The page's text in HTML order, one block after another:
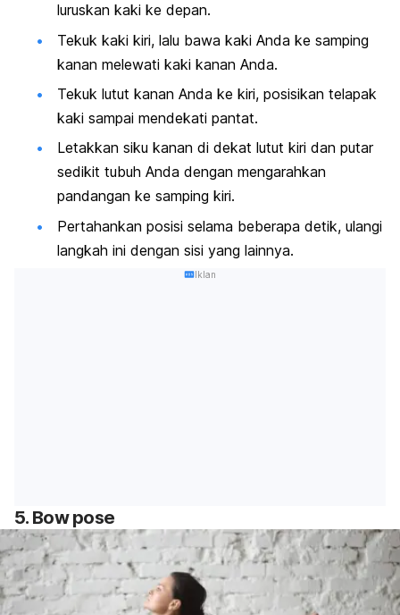
luruskan kaki ke depan.
Tekuk kaki kiri, lalu bawa kaki Anda ke samping
kanan melewati kaki kanan Anda.
Tekuk lutut kanan Anda ke kiri, posisikan telapak
kaki sampai mendekati pantat.
Letakkan siku kanan di dekat lutut kiri dan putar
sedikit tubuh Anda dengan mengarahkan
pandangan ke samping kiri.
Pertahankan posisi selama beberapa detik, ulangi
langkah ini dengan sisi yang lainnya.
Iklan
5. Bow pose